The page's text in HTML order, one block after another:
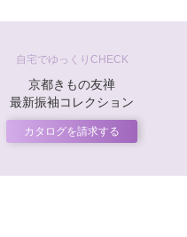
自宅でゆっくりCHECK
京都きもの友禅
最新振袖コレクション
カタログを請求する